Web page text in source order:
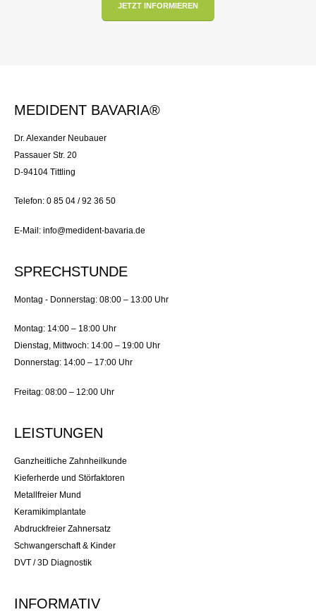
JETZT INFORMIEREN
MEDIDENT BAVARIA®
Dr. Alexander Neubauer
Passauer Str. 20
D-94104 Tittling
Telefon: 0 85 04 / 92 36 50
E-Mail: info@medident-bavaria.de
SPRECHSTUNDE
Montag - Donnerstag: 08:00 – 13:00 Uhr
Montag: 14:00 – 18:00 Uhr
Dienstag, Mittwoch: 14:00 – 19:00 Uhr
Donnerstag: 14:00 – 17:00 Uhr
Freitag: 08:00 – 12:00 Uhr
LEISTUNGEN
Ganzheitliche Zahnheilkunde
Kieferherde und Störfaktoren
Metallfreier Mund
Keramikimplantate
Abdruckfreier Zahnersatz
Schwangerschaft & Kinder
DVT / 3D Diagnostik
INFORMATIV